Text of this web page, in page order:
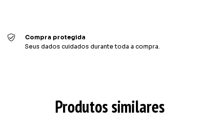
Compra protegida
Seus dados cuidados durante toda a compra.
Produtos similares